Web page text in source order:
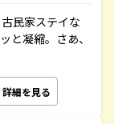
民家ステイな
と凝縮。さあ、
詳細を見る